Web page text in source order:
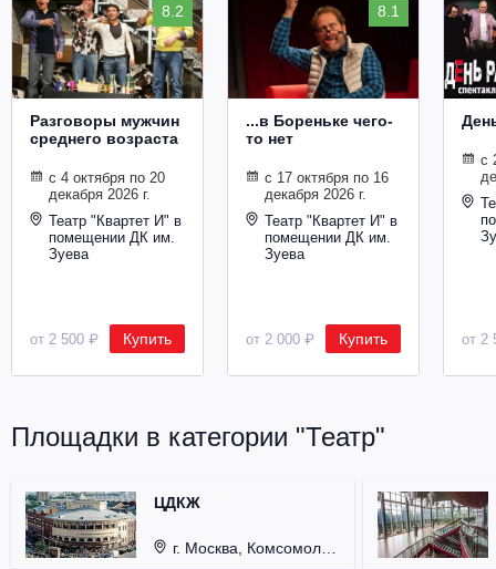
8.2
Разговоры мужчин
среднего возраста
с 4 октября по 20
декабря 2026 г.
Театр "Квартет И" в
помещении ДК им.
Зуева
от 2 500 ₽ Купить
8.1
...в Бореньке чего-
то нет
с 17 октября по 16
декабря 2026 г.
Театр "Квартет И" в
помещении ДК им.
Зуева
от 2 000 ₽ Купить
с
от 2
Площадки в категории "Театр"
ЦДКЖ
г. Москва, Комсомольская пл., д. 4.